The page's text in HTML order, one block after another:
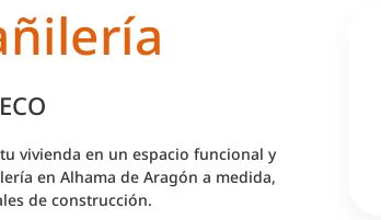
vivienda en un espacio funcional y
en Alhama de Aragón a medida,
de construcción.